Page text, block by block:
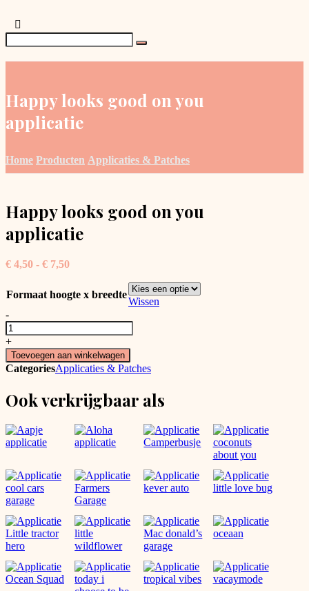
Happy looks good on you
applicatie
Home Producten Applicaties & Patches
Happy looks good on you
applicatie
€ 4,50 - € 7,50Prijsklasse:
€ 7,50
Formaat hoogte x breedte
Wissen
-
Happy
looks
good
on
you
aantal
+
Toevoegen aan winkelwagen
CategoriesApplicaties & Patches
Ook verkrijgbaar als